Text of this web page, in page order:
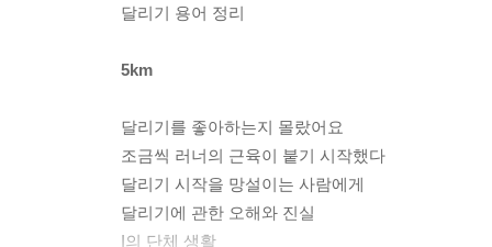
달리기 용어 정리
5km
달리기를 좋아하는지 몰랐어요
조금씩 러너의 근육이 붙기 시작했다
달리기 시작을 망설이는 사람에게
달리기에 관한 오해와 진실
I의 단체 생활